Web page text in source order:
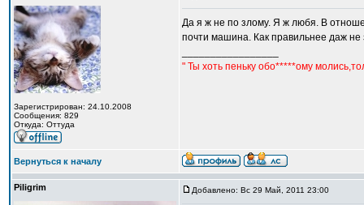
Зарегистрирован: 24.10.2008
Сообщения: 829
Откуда: Оттуда
Да я ж не по злому. Я ж любя. В
почти машина. Как правильнее даж не
" Ты хоть пеньку обо*****ому
Вернуться к началу
Piligrim Добавлено: Вс 29 Май, 2011 23:00